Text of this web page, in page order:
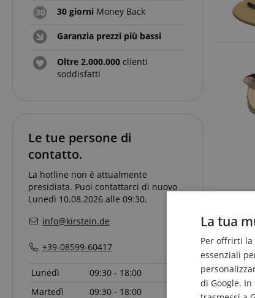
30 giorni Money Back
Garanzia prezzi più bassi
Oltre 2.000.000 clienti
soddisfatti
Le tue persone di
contatto.
La hotline non è attualmente
presidiata. Puoi contattarci di nuovo
Lunedì 10.08.2026 alle 09:30.
info@kirstein.de
+39-08599-60417
Lunedì
09:30 - 18:00
Martedì
09:30 - 18:00
La tua
Per offrirti la
essenziali
di Google.